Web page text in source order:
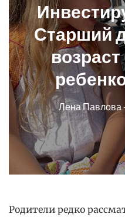
Старший
возраст
Лена Павлова
Родители редко